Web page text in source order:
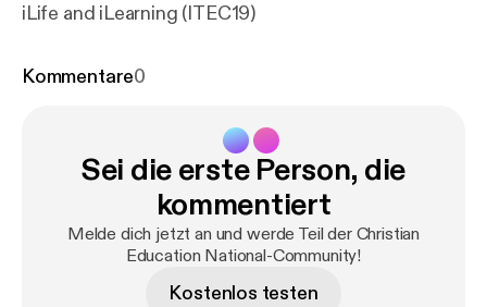
iLife and iLearning (ITEC19)
Kommentare0
Sei die erste Person, die
kommentiert
Melde dich jetzt an und werde Teil der Christian
Education National-Community!
Kostenlos testen